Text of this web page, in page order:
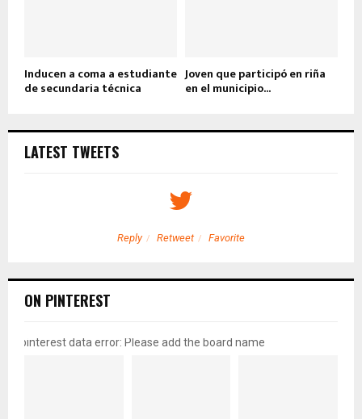
Inducen a coma a estudiante
de secundaria técnica
Joven que participó en riña
en el municipio...
LATEST TWEETS
Reply Retweet Favorite
ON PINTEREST
pinterest data error: Please add the board name